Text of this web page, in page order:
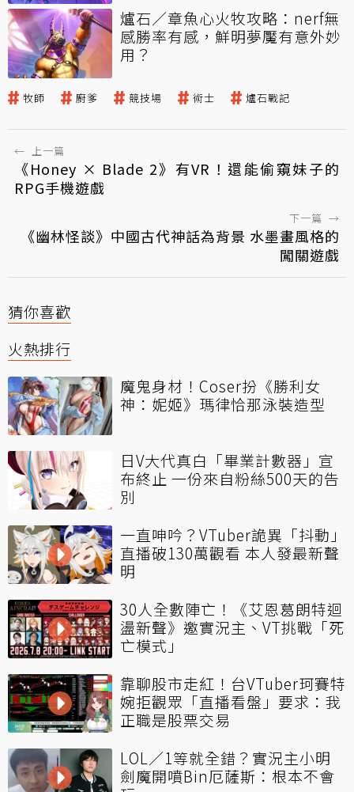
爐石／章魚心火牧攻略：nerf無
感勝率有感，鮮明夢魘有意外妙
用？
牧師 廚爹 競技場 術士 爐石戰記
← 上一篇
《Honey × Blade 2》有VR！還能偷窺妹子的
RPG手機遊戲
下一篇 →
《幽林怪談》中國古代神話為背景 水墨畫風格的
闖關遊戲
猜你喜歡
火熱排行
魔鬼身材！Coser扮《勝利女
神：妮姬》瑪律恰那泳裝造型
日V大代真白「畢業計數器」宣
布終止 一份來自粉絲500天的告
別
一直呻吟？VTuber詭異「抖動」
直播破130萬觀看 本人發最新聲
明
30人全數陣亡！《艾恩葛朗特迴
盪新聲》邀實況主、VT挑戰「死
亡模式」
靠聊股市走紅！台VTuber珂賽特
婉拒觀眾「直播看盤」要求：我
正職是股票交易
LOL／1等就全錯？實況主小明
劍魔開噴Bin厄薩斯：根本不會